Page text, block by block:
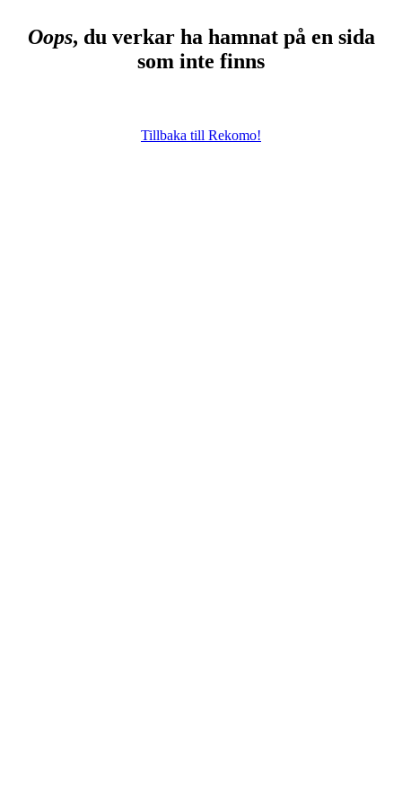
Oops, du verkar ha hamnat på en sida
som inte finns
Tillbaka till Rekomo!